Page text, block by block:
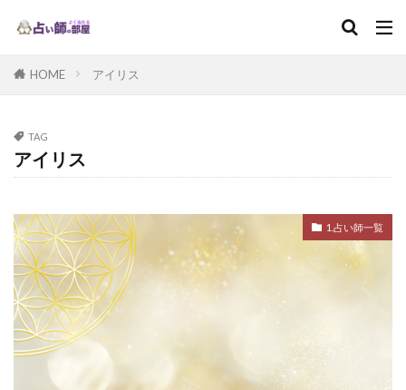
HOME アイリス
TAG
アイリス
1.占い師一覧